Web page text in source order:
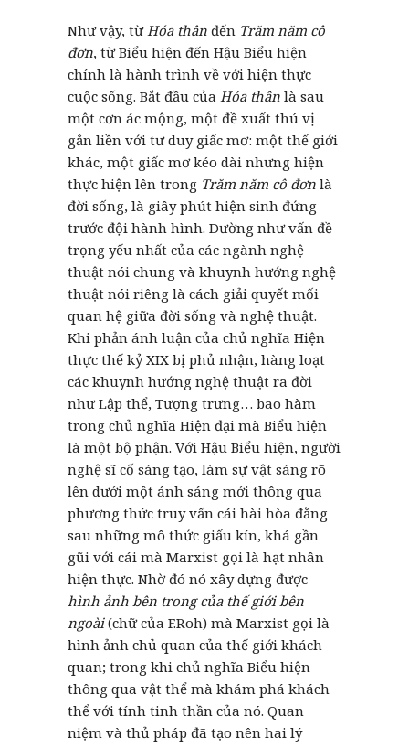
Như vậy, từHóa thân đến Trăm năm cô
đơn, từ Biểu hiện đến Hậu Biểu hiện
chính là hành trình về với hiện thực
cuộc sống. Bắt đầu của Hóa thân là sau
một cơn ác mộng, một đề xuất thú vị
gắn liền với tư duy giấc mơ: một thế giới
khác, một giấc mơ kéo dài nhưng hiện
thực hiện lên trong Trăm năm cô đơn là
đời sống, là giây phút hiện sinh đứng
trước đội hành hình. Dường như vấn đề
trọng yếu nhất của các ngành nghệ
thuật nói chung và khuynh hướng nghệ
thuật nói riêng là cách giải quyết mối
quan hệ giữa đời sống và nghệ thuật.
Khi phản ánh luận của chủ nghĩa Hiện
thực thế kỷ XIX bị phủ nhận, hàng loạt
các khuynh hướng nghệ thuật ra đời
như Lập thể, Tượng trưng… bao hàm
trong chủ nghĩa Hiện đại mà Biểu hiện
là một bộ phận. Với Hậu Biểu hiện, người
nghệ sĩ cố sáng tạo, làm sự vật sáng rõ
lên dưới một ánh sáng mới thông qua
phương thức truy vấn cái hài hòa đằng
sau những mô thức giấu kín, khá gần
gũi với cái mà Marxist gọi là hạt nhân
hiện thực. Nhờ đó nó xây dựng được
hình ảnh bên trong của thế giới bên
ngoài(chữ của F.Roh) mà Marxist gọi là
hình ảnh chủ quan của thế giới khách
quan; trong khi chủ nghĩa Biểu hiện
thông qua vật thể mà khám phá khách
thể với tính tinh thần của nó. Quan
niệm và thủ pháp đã tạo nên hai lý